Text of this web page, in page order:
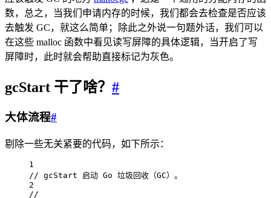
数，总之，当我们申请内存的时候，我们都会去检查是否应该
去触发 GC，就这么简单；除此之外说一句题外话，我们可以
在这些 malloc 函数中看见读写屏障的具体逻辑，当开启了写
屏障时，此时就会帮助直接标记为灰色。
gcStart 干了啥？ #
大体流程#
剔除一些无关紧要的代码，如下所示：
1
// gcStart 启动 Go 垃圾回收（GC）。
2
//